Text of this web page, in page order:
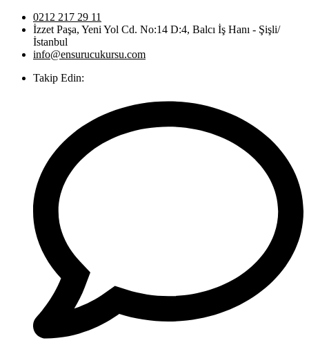
0212 217 29 11
İzzet Paşa, Yeni Yol Cd. No:14 D:4, Balcı İş Hanı - Şişli/
İstanbul
info@ensurucukursu.com
Takip Edin: